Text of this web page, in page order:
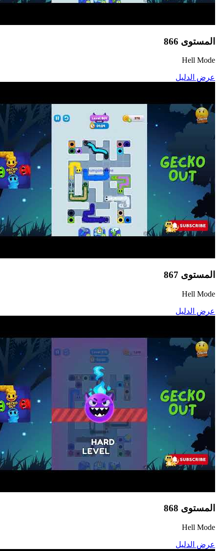
المستوى 866
Hell Mode
عرض الدليل
المستوى 867
Hell Mode
عرض الدليل
المستوى 868
Hell Mode
عرض الدليل